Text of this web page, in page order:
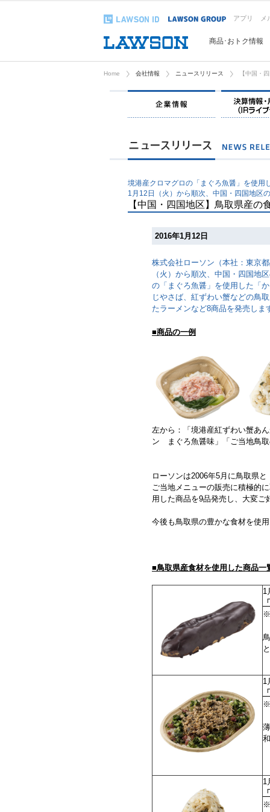
アプリ メ
商品･おトク情報
Home 会社情報 ニュースリリース 【中国・
企業情報
境港産クロマグロの「まぐろ魚醤」を使用
1月12日（火）から順次、中国・四国地区
【中国・四国地区】鳥取県産の
2016年1月12日
株式会社ローソン（本社：東京
（火）から順次、中国・四国地
の「まぐろ魚醤」を使用した「
じやさば、紅ずわい蟹などの鳥
たラーメンなど8商品を発売しま
■商品の一例
左から：「境港産紅ずわい蟹あ
ン まぐろ魚醤味」「ご当地鳥
ローソンは2006年5月に鳥取県
ご当地メニューの販売に積極的
用した商品を9品発売し、大変ご
今後も鳥取県の豊かな食材を使
■鳥取県産食材を使用した商品一
1
※
1
※
1
※